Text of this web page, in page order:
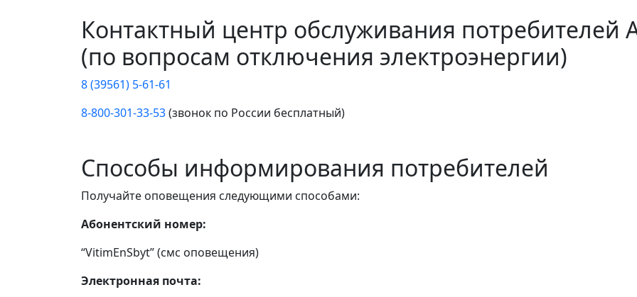
Контактный центр обслуживания потребителей
(по вопросам отключения электроэнергии)
8 (39561) 5-61-61
8-800-301-33-53(звонок по России бесплатный)
Способы информирования потребителей
Получайте оповещения следующими способами:
Абонентский номер:
“VitimEnSbyt” (смс оповещения)
Электронная почта: